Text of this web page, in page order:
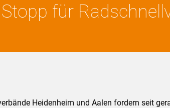
für
Heidenheim und Aalen fordern seit